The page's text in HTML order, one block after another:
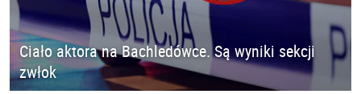
Ciało aktora na Bachledówce. Są wyniki sekcji
zwłok